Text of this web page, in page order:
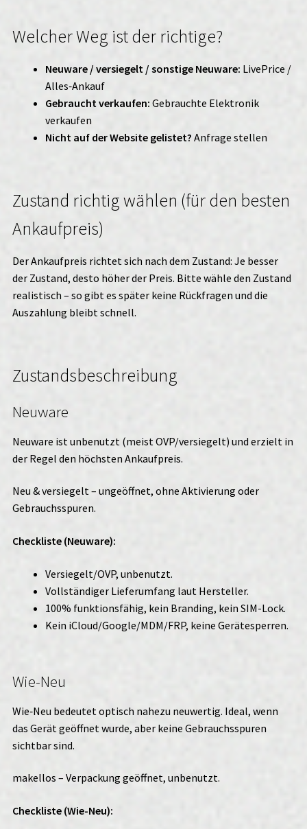
Welcher Weg ist der richtige?
Neuware / versiegelt / sonstige Neuware: LivePrice /
Alles‑Ankauf
Gebraucht verkaufen: Gebrauchte Elektronik
verkaufen
Nicht auf der Website gelistet? Anfrage stellen
Zustand richtig wählen (für den besten
Ankaufpreis)
Der Ankaufpreis richtet sich nach dem Zustand: Je besser
der Zustand, desto höher der Preis. Bitte wähle den Zustand
realistisch – so gibt es später keine Rückfragen und die
Auszahlung bleibt schnell.
Zustandsbeschreibung
Neuware
Neuware ist unbenutzt (meist OVP/versiegelt) und erzielt in
der Regel den höchsten Ankaufpreis.
Neu & versiegelt – ungeöffnet, ohne Aktivierung oder
Gebrauchsspuren.
Checkliste (Neuware):
Versiegelt/OVP, unbenutzt.
Vollständiger Lieferumfang laut Hersteller.
100% funktionsfähig, kein Branding, kein SIM-Lock.
Kein iCloud/Google/MDM/FRP, keine Gerätesperren.
Wie-Neu
Wie‑Neu bedeutet optisch nahezu neuwertig. Ideal, wenn
das Gerät geöffnet wurde, aber keine Gebrauchsspuren
sichtbar sind.
makellos – Verpackung geöffnet, unbenutzt.
Checkliste (Wie-Neu):